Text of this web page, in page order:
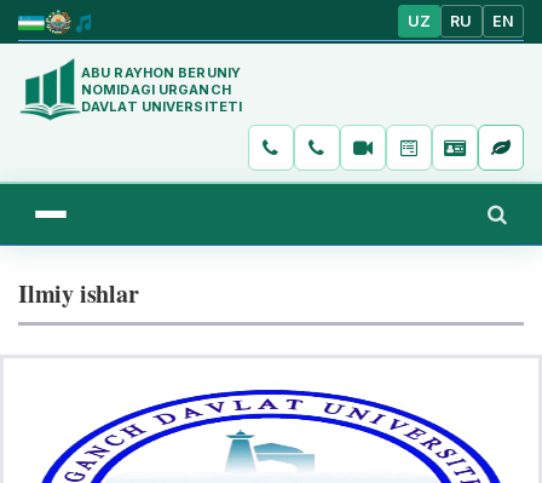
UZ RU EN
ABU RAYHON BERUNIY
NOMIDAGI URGANCH
DAVLAT UNIVERSITETI
Ilmiy ishlar